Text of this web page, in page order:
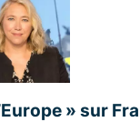
» sur